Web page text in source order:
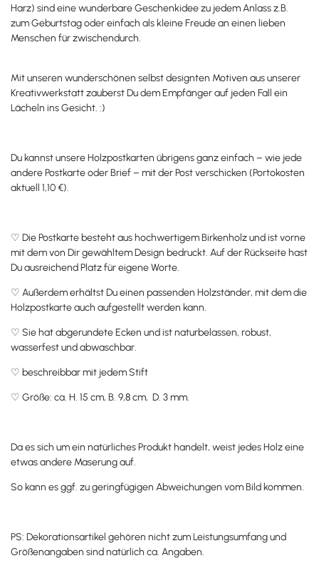
Harz) sind eine wunderbare Geschenkidee zu jedem Anlass z.B.
zum Geburtstag oder einfach als kleine Freude an einen lieben
Menschen für zwischendurch.
Mit unseren wunderschönen selbst designten Motiven aus unserer
Kreativwerkstatt zauberst Du dem Empfänger auf jeden Fall ein
Lächeln ins Gesicht. :)
Du kannst unsere Holzpostkarten übrigens ganz einfach – wie jede
andere Postkarte oder Brief – mit der Post verschicken (Portokosten
aktuell 1,10 €).
♡ Die Postkarte besteht aus hochwertigem Birkenholz und ist vorne
mit dem von Dir gewähltem Design bedruckt. Auf der Rückseite hast
Du ausreichend Platz für eigene Worte.
♡ Außerdem erhältst Du einen passenden Holzständer, mit dem die
Holzpostkarte auch aufgestellt werden kann.
♡ Sie hat abgerundete Ecken und ist naturbelassen, robust,
wasserfest und abwaschbar.
♡ beschreibbar mit jedem Stift
♡ Größe: ca. H. 15 cm, B. 9,8 cm, D. 3 mm.
Da es sich um ein natürliches Produkt handelt, weist jedes Holz eine
etwas andere Maserung auf.
So kann es ggf. zu geringfügigen Abweichungen vom Bild kommen.
PS: Dekorationsartikel gehören nicht zum Leistungsumfang und
Größenangaben sind natürlich ca. Angaben.